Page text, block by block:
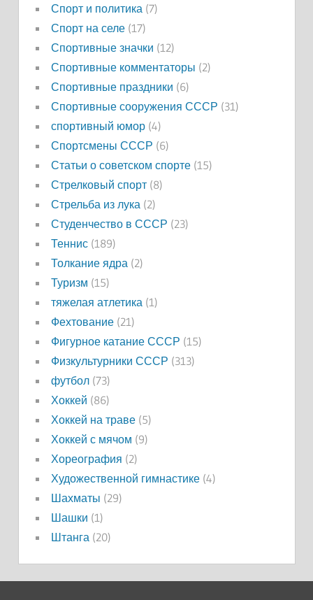
Спорт и политика (7)
Спорт на селе(17)
Спортивные значки (12)
Спортивные комментаторы (2)
Спортивные праздники (6)
Спортивные сооружения СССР (31)
спортивный юмор(4)
Спортсмены СССР (6)
Статьи о советском спорте(15)
Стрелковый спорт(8)
Стрельба из лука (2)
Студенчество в СССР (23)
Теннис(189)
Толкание ядра (2)
Туризм (15)
тяжелая атлетика (1)
Фехтование(21)
Фигурное катание СССР (15)
Физкультурники СССР (313)
футбол(73)
Хоккей (86)
Хоккей на траве(5)
Хоккей с мячом (9)
Хореография (2)
Художественной гимнастике(4)
Шахматы (29)
Шашки (1)
Штанга (20)